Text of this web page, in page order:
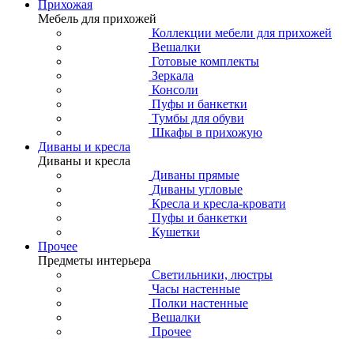
Прихожая
Мебель для прихожей
Коллекции мебели для прихожей
Вешалки
Готовые комплекты
Зеркала
Консоли
Пуфы и банкетки
Тумбы для обуви
Шкафы в прихожую
Диваны и кресла
Диваны и кресла
Диваны прямые
Диваны угловые
Кресла и кресла-кровати
Пуфы и банкетки
Кушетки
Прочее
Предметы интерьера
Светильники, люстры
Часы настенные
Полки настенные
Вешалки
Прочее